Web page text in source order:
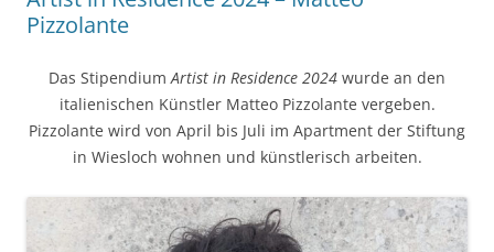
Pizzolante
Das StipendiumArtist in Residence 2024 wurde an den
italienischen Künstler Matteo Pizzolante vergeben.
Pizzolante wird von April bis Juli im Apartment der Stiftung
in Wiesloch wohnen und künstlerisch arbeiten.